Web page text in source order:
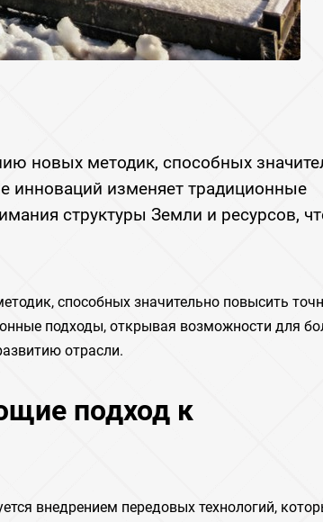
новых методик, способных
инноваций изменяет традиционные
структуры Земли и ресурсов,
способных значительно повысить
подходы, открывая возможности для
отрасли.
подход к
внедрением передовых технологий,